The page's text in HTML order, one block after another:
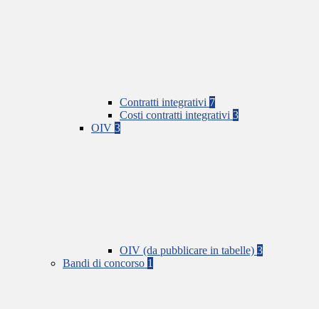
Contratti integrativi 7
Costi contratti integrativi 3
OIV 3
OIV (da pubblicare in tabelle) 3
Bandi di concorso 1